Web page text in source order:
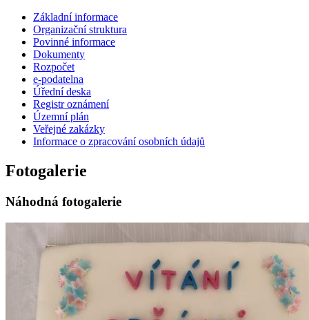
Základní informace
Organizační struktura
Povinné informace
Dokumenty
Rozpočet
e-podatelna
Úřední deska
Registr oznámení
Územní plán
Veřejné zakázky
Informace o zpracování osobních údajů
Fotogalerie
Náhodná fotogalerie